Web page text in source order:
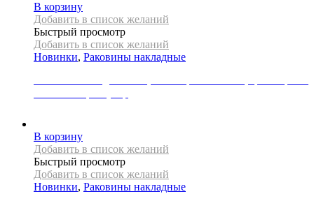
В корзину
Добавить в список желаний
Быстрый просмотр
Добавить в список желаний
Новинки, Раковины накладные
В корзину
Добавить в список желаний
Быстрый просмотр
Добавить в список желаний
Новинки, Раковины накладные